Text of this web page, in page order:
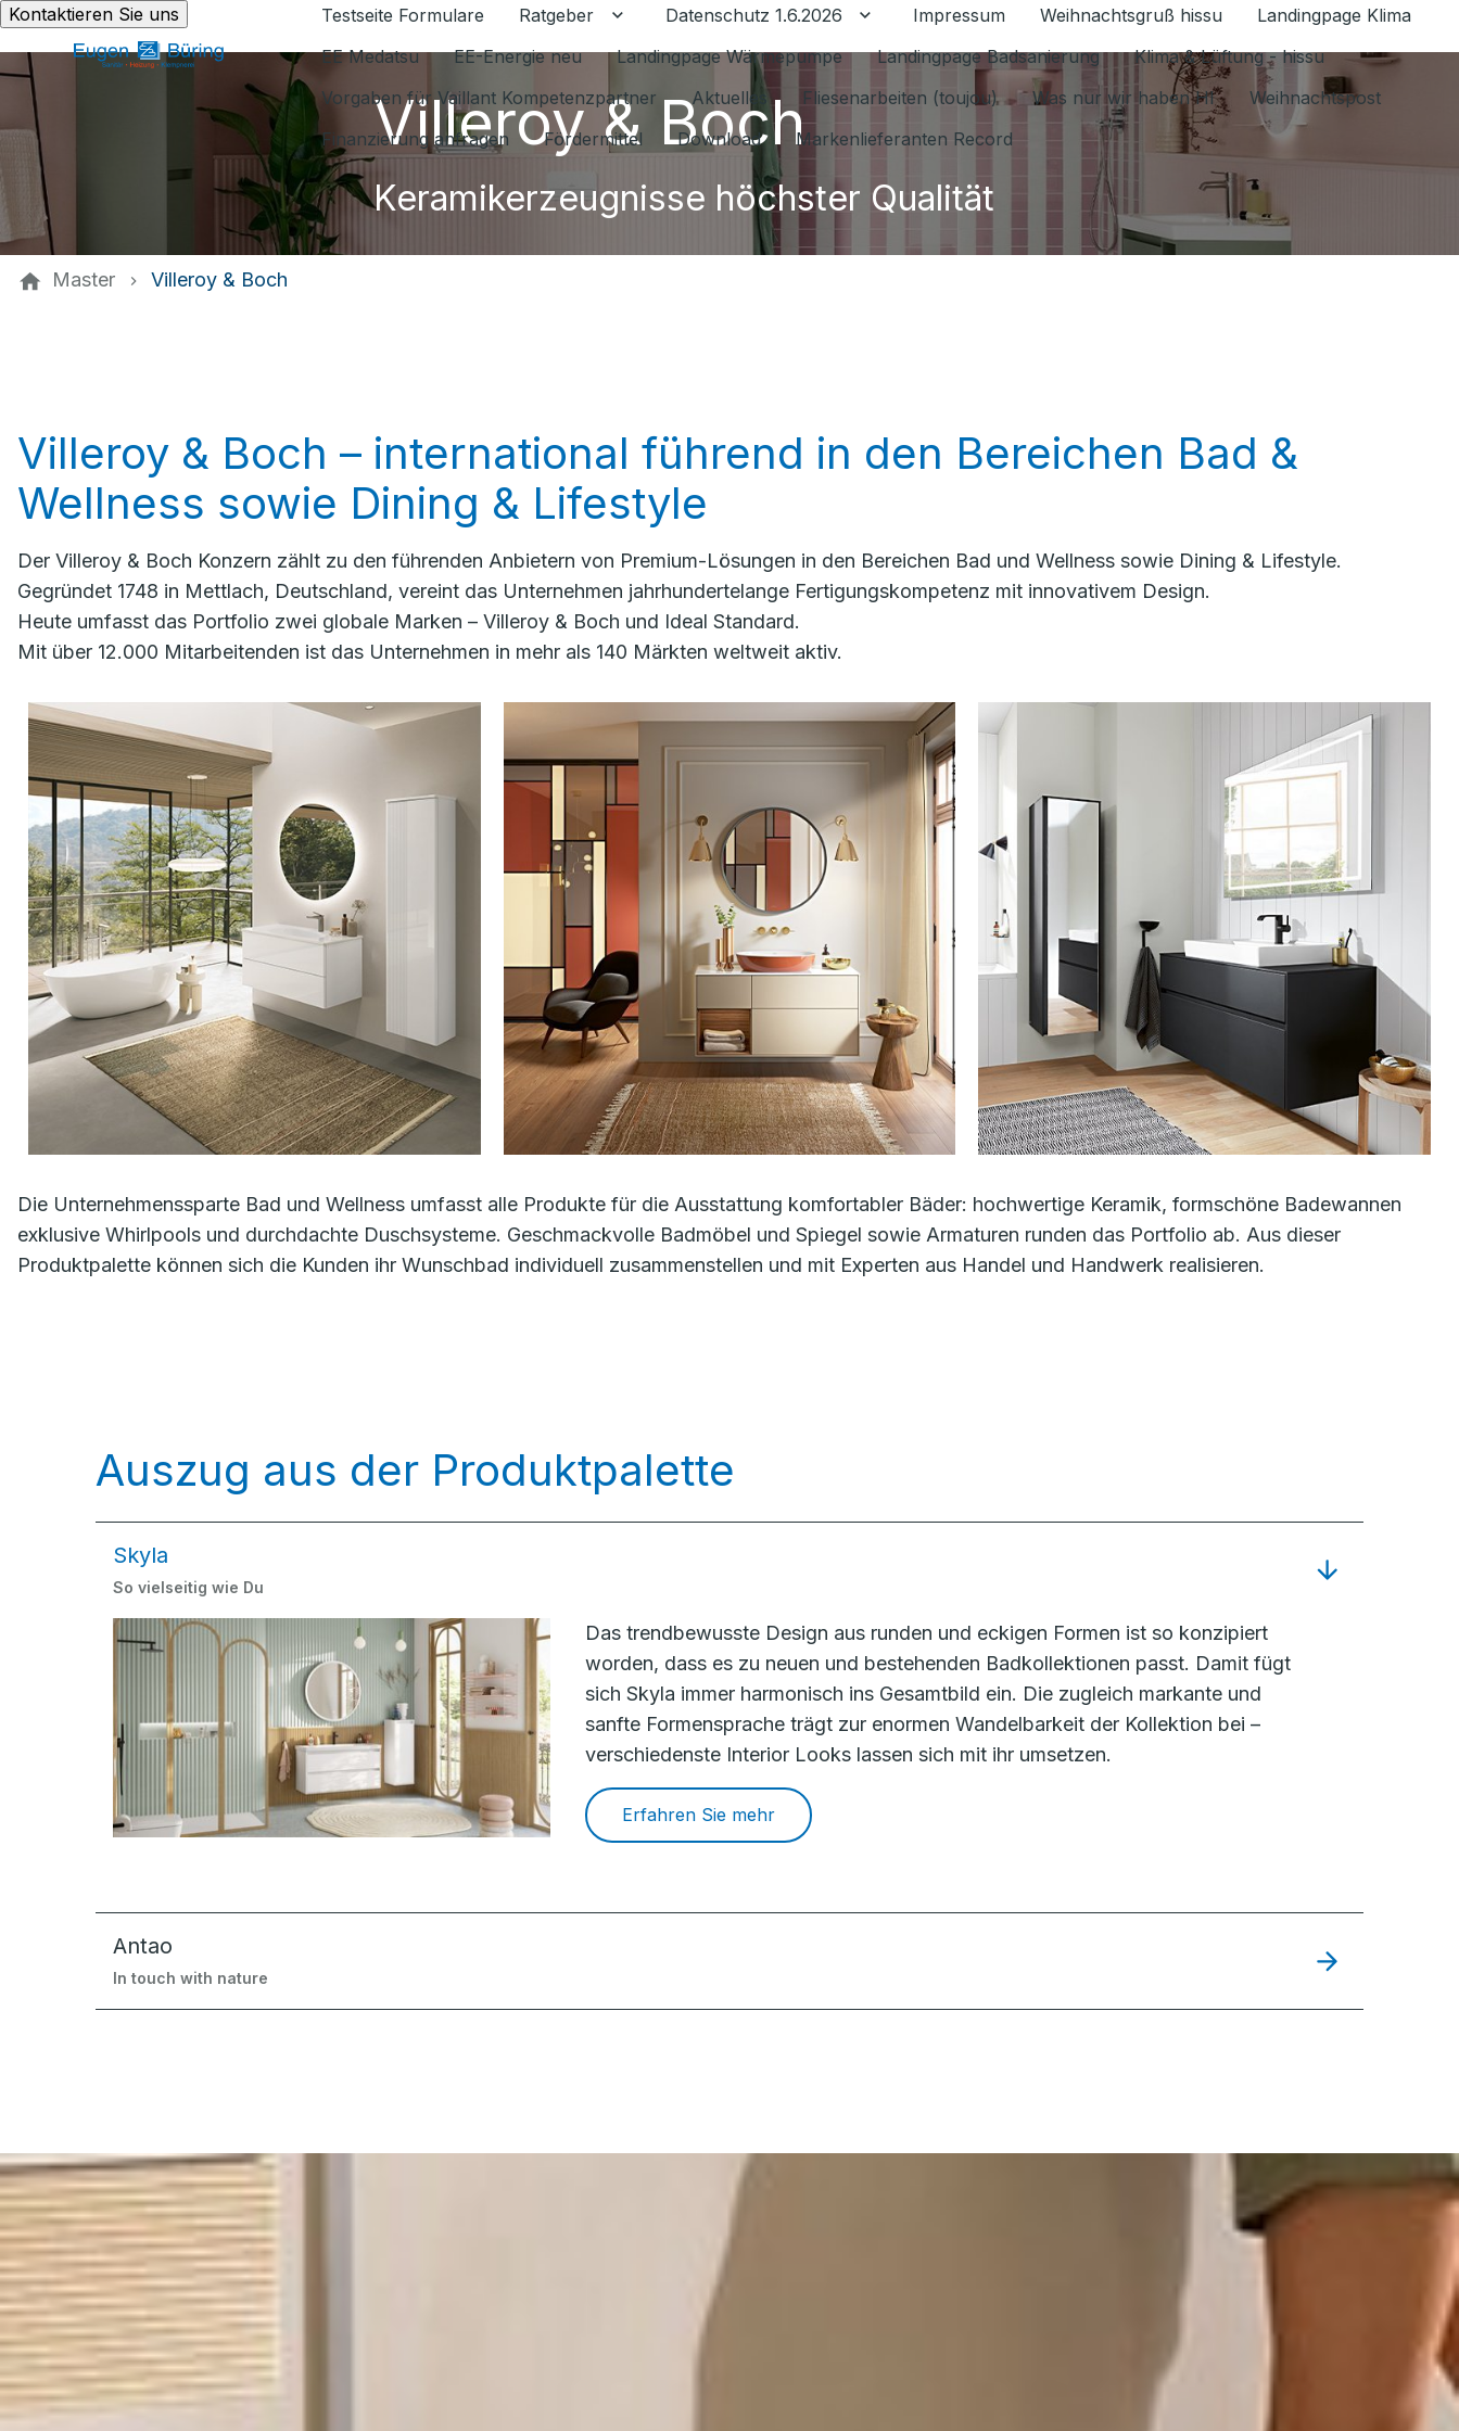
Kontaktieren Sie uns Testseite Formulare Ratgeber Untermenü für Ratgeber umschalten
Datenschutz 1.6.2026 Untermenü für Datenschutz 1.6.2026 umschalten
Impressum Weihnachtsgruß hissu
Landingpage Klima
EE Medatsu
EE-Energie neu Landingpage Wärmepumpe Landingpage Badsanierung
Klima & Lüftung - hissu
Vorgaben für Vaillant Kompetenzpartner
Aktuelles Fliesenarbeiten (toujou) Was nur wir haben HI
Weihnachtspost
Finanzierung anfragen
Fördermittel Download Markenlieferanten Record
Villeroy & Boch
Keramikerzeugnisse höchster Qualität
Master Villeroy & Boch
Villeroy & Boch – international führend in den Bereichen Bad &
Wellness sowie Dining & Lifestyle
Der Villeroy & Boch Konzern zählt zu den führenden Anbietern von Premium-Lösungen in den Bereichen Bad und Wellness sowie Dining & Lifestyle.
Gegründet 1748 in Mettlach, Deutschland, vereint das Unternehmen jahrhundertelange Fertigungskompetenz mit innovativem Design.
Heute umfasst das Portfolio zwei globale Marken – Villeroy & Boch und Ideal Standard.
Mit über 12.000 Mitarbeitenden ist das Unternehmen in mehr als 140 Märkten weltweit aktiv.
Die Unternehmenssparte Bad und Wellness umfasst alle Produkte für die Ausstattung komfortabler Bäder: hochwertige Keramik, formschöne Badewannen
exklusive Whirlpools und durchdachte Duschsysteme. Geschmackvolle Badmöbel und Spiegel sowie Armaturen runden das Portfolio ab. Aus dieser
Produktpalette können sich die Kunden ihr Wunschbad individuell zusammenstellen und mit Experten aus Handel und Handwerk realisieren.
Auszug aus der Produktpalette
Skyla
So vielseitig wie Du
Das trendbewusste Design aus runden und eckigen Formen ist so konzipiert
worden, dass es zu neuen und bestehenden Badkollektionen passt. Damit fügt
sich Skyla immer harmonisch ins Gesamtbild ein. Die zugleich markante und
sanfte Formensprache trägt zur enormen Wandelbarkeit der Kollektion bei –
verschiedenste Interior Looks lassen sich mit ihr umsetzen.
Erfahren Sie mehr
Antao
In touch with nature